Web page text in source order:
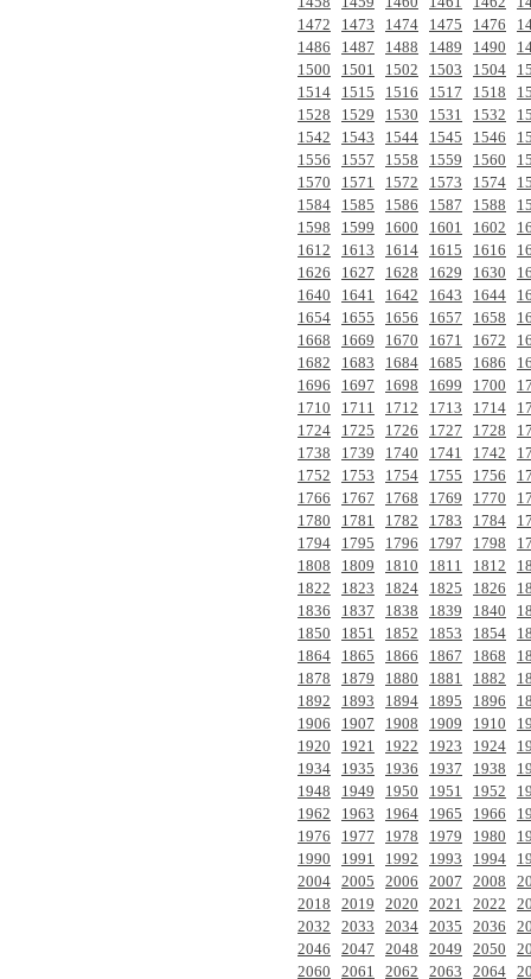
1472
1473 1474 1475 1476
1486
1487 1488 1489 1490
1500
1501 1502 1503 1504
1514
1515 1516 1517 1518
1528
1529 1530 1531 1532
1542
1543 1544 1545 1546
1556
1557 1558 1559 1560
1570
1571 1572 1573 1574
1584
1585 1586 1587 1588
1598
1599 1600 1601 1602
1612
1613 1614 1615 1616
1626
1627 1628 1629 1630
1640
1641 1642 1643 1644
1654
1655 1656 1657 1658
1668
1669 1670 1671 1672
1682
1683 1684 1685 1686
1696
1697 1698 1699 1700
1710
1711 1712 1713 1714
1724
1725 1726 1727 1728
1738
1739 1740 1741 1742
1752
1753 1754 1755 1756
1766
1767 1768 1769 1770
1780
1781 1782 1783 1784
1794
1795 1796 1797 1798
1808
1809 1810 1811 1812
1822
1823 1824 1825 1826
1836
1837 1838 1839 1840
1850
1851 1852 1853 1854
1864
1865 1866 1867 1868
1878
1879 1880 1881 1882
1892
1893 1894 1895 1896
1906
1907 1908 1909 1910
1920
1921 1922 1923 1924
1934
1935 1936 1937 1938
1948
1949 1950 1951 1952
1962
1963 1964 1965 1966
1976
1977 1978 1979 1980
1990
1991 1992 1993 1994
2004 2005 2006 2007 2008
2018
2019 2020 2021 2022
2032
2033 2034 2035 2036
2046
2047 2048 2049 2050
2060
2061 2062 2063 2064